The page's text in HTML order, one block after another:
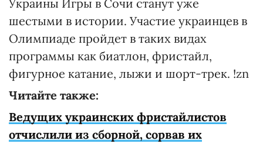
Украины Игры в Сочи станут уже
шестыми в истории. Участие украинцев в
Олимпиаде пройдет в таких видах
программы как биатлон, фристайл,
фигурное катание, лыжи и шорт-трек. !zn
Читайте также:
Ведущих украинских фристайлистов
отчислили из сборной, сорвав их